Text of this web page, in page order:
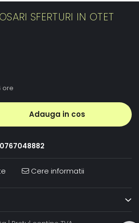
SFERTURI IN OTET
ore
Adauga in cos
0767048882
Cere informatii